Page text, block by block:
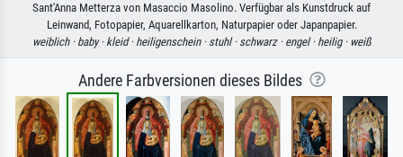
Sant'Anna Metterza von Masaccio Masolino. Verfügbar als Kunstdruck auf
Leinwand, Fotopapier, Aquarellkarton, Naturpapier oder Japanpapier.
weiblich · baby · kleid · heiligenschein · stuhl · schwarz · engel · heilig · weiß
Andere Farbversionen dieses Bildes